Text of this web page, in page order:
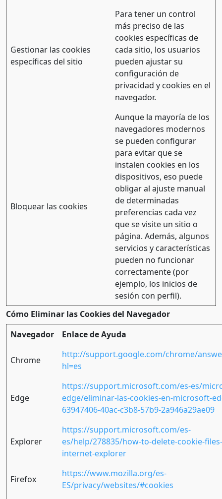
Gestionar las cookies
específicas del sitio
Para tener un control
más preciso de las
cookies específicas de
cada sitio, los usuarios
pueden ajustar su
configuración de
privacidad y cookies en el
navegador.
Bloquear las cookies
Aunque la mayoría de los
navegadores modernos
se pueden configurar
para evitar que se
instalen cookies en los
dispositivos, eso puede
obligar al ajuste manual
de determinadas
preferencias cada vez
que se visite un sitio o
página. Además, algunos
servicios y características
pueden no funcionar
correctamente (por
ejemplo, los inicios de
sesión con perfil).
Cómo Eliminar las Cookies del Navegador
Navegador
Enlace de Ayuda
Chrome
http://support.google.com/chrome/
hl=es
Edge
https://support.microsoft.com/es-es/
edge/eliminar-las-cookies-en-microsoft-
63947406-40ac-c3b8-57b9-2a946a29ae09
Explorer
https://support.microsoft.com/es-
es/help/278835/how-to-delete-cookie-
internet-explorer
Firefox
https://www.mozilla.org/es-
ES/privacy/websites/#cookies